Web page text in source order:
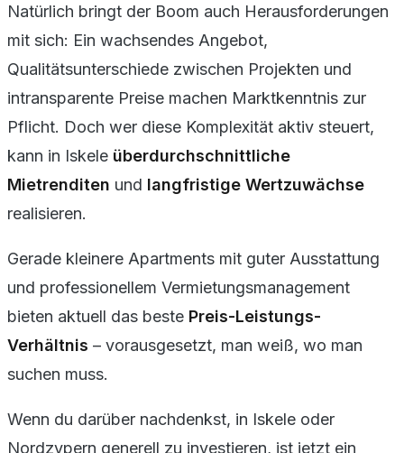
Natürlich bringt der Boom auch Herausforderungen
mit sich: Ein wachsendes Angebot,
Qualitätsunterschiede zwischen Projekten und
intransparente Preise machen Marktkenntnis zur
Pflicht. Doch wer diese Komplexität aktiv steuert,
kann in Iskele überdurchschnittliche
Mietrenditen und langfristige Wertzuwächse
realisieren.
Gerade kleinere Apartments mit guter Ausstattung
und professionellem Vermietungsmanagement
bieten aktuell das beste Preis-Leistungs-
Verhältnis – vorausgesetzt, man weiß, wo man
suchen muss.
Wenn du darüber nachdenkst, in Iskele oder
Nordzypern generell zu investieren, ist jetzt ein